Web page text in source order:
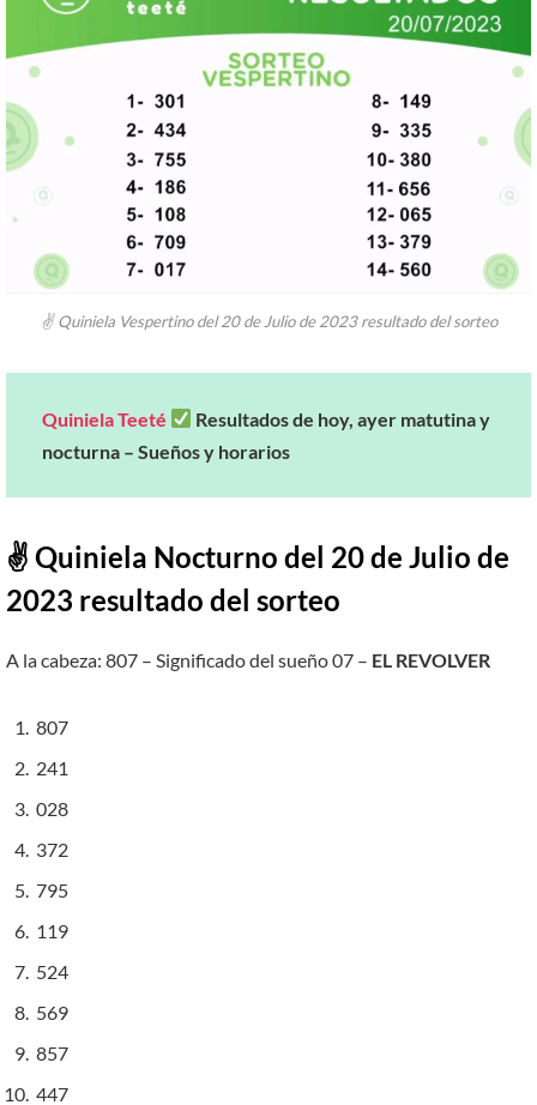
✌ Quiniela Vespertino del 20 de Julio de 2023 resultado del sorteo
Quiniela Teeté
Resultados de hoy, ayer matutina y
nocturna – Sueños y horarios
✌ Quiniela Nocturno del 20 de Julio de
2023 resultado del sorteo
A la cabeza: 807 – Significado del sueño 07 – EL REVOLVER
807
241
028
372
795
119
524
569
857
447